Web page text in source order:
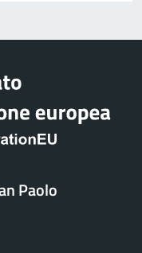
Paolo